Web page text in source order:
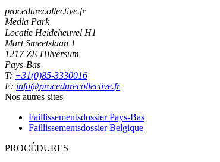
procedurecollective.fr
Media Park
Locatie Heideheuvel H1
Mart Smeetslaan 1
1217 ZE Hilversum
Pays-Bas
T: +31(0)85-3330016
E: info@procedurecollective.fr
Nos autres sites
Faillissementsdossier Pays-Bas
Faillissementsdossier Belgique
PROCÉDURES